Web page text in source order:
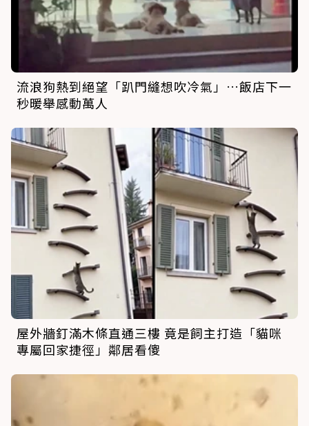
流浪狗熱到絕望「趴門縫想吹冷氣」…飯店下一
秒暖舉感動萬人
屋外牆釘滿木條直通三樓 竟是飼主打造「貓咪
專屬回家捷徑」鄰居看傻